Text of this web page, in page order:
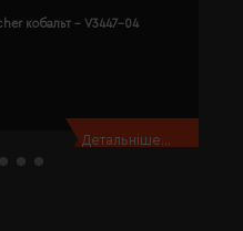
кобальт - V3447-04
Детальніше...